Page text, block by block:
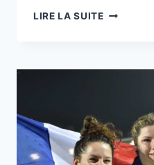
LIRE LA SUITECOMMENT
SPORTIF
SIX
NATIONS
?